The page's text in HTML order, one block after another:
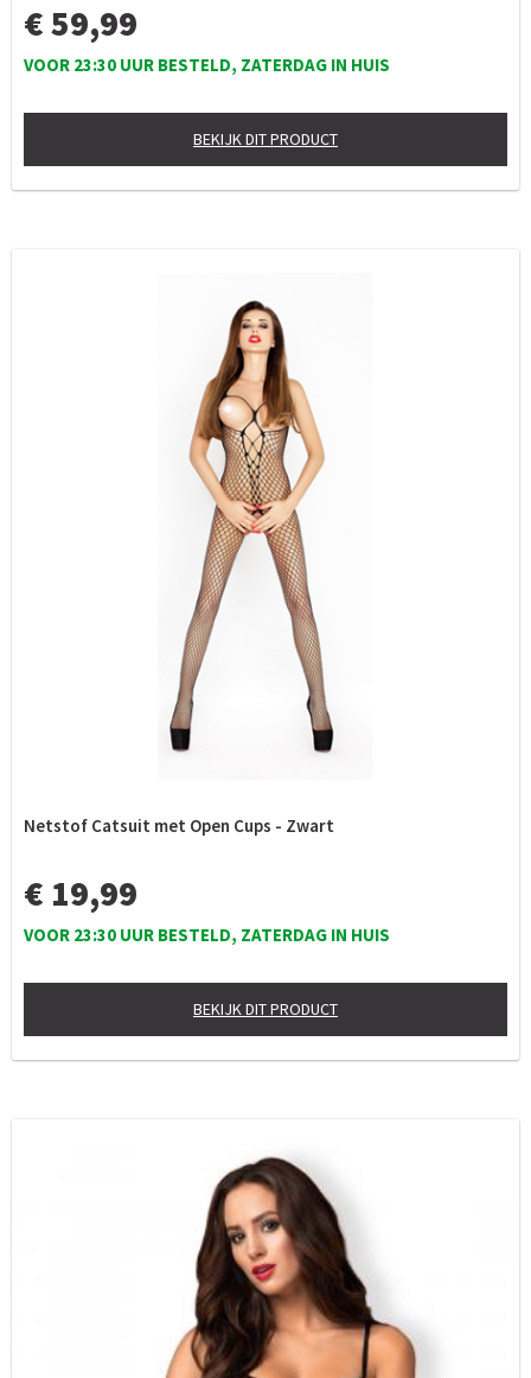
€ 59,99
VOOR 23:30 UUR BESTELD, ZATERDAG IN HUIS
BEKIJK DIT PRODUCT
Netstof Catsuit met Open Cups - Zwart
€ 19,99
VOOR 23:30 UUR BESTELD, ZATERDAG IN HUIS
BEKIJK DIT PRODUCT